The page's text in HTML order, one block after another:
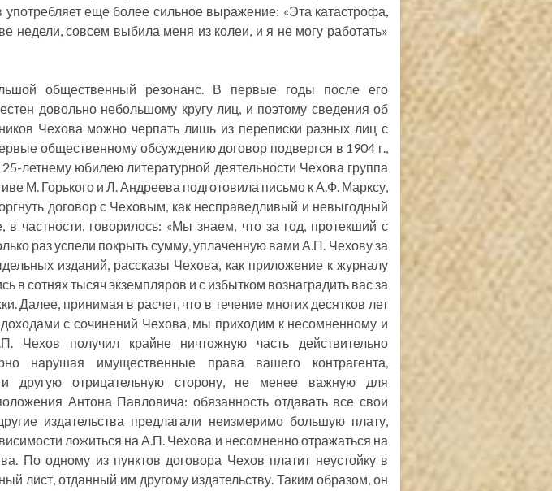
еще более сильное выражение: «Эта катастрофа,
недели, совсем выбила меня из колеи, и я не могу работать»
общественный резонанс. В первые годы после его
довольно небольшому кругу лиц, и поэтому сведения об
Чехова можно черпать лишь из переписки разных лиц с
общественному обсуждению договор подвергся в 1904 г.,
25-летнему юбилею литературной деятельности Чехова группа
М. Горького и Л. Андреева подготовила письмо к А.Ф. Марксу,
договор с Чеховым, как несправедливый и невыгодный
в частности, говорилось: «Мы знаем, что за год, протекший с
раз успели покрыть сумму, уплаченную вами А.П. Чехову за
изданий, рассказы Чехова, как приложение к журналу
в сотнях тысяч экземпляров и с избытком вознаградить вас за
Далее, принимая в расчет, что в течение многих десятков лет
доходами с сочинений Чехова, мы приходим к несомненному и
Чехов получил крайне ничтожную часть действительно
нарушая имущественные права вашего контрагента,
другую отрицательную сторону, не менее важную для
Антона Павловича: обязанность отдавать все свои
издательства предлагали неизмеримо большую плату,
ложиться на А.П. Чехова и несомненно отражаться на
По одному из пунктов договора Чехов платит неустойку в
лист, отданный им другому издательству. Таким образом, он